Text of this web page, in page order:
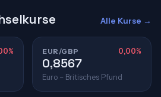
Alle Kurse →
EUR/GBP 0,00%
0,8567
Euro – Britisches Pfund